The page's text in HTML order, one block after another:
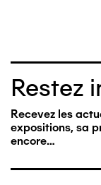
Restez
Recevez les
expositions, sa
encore…